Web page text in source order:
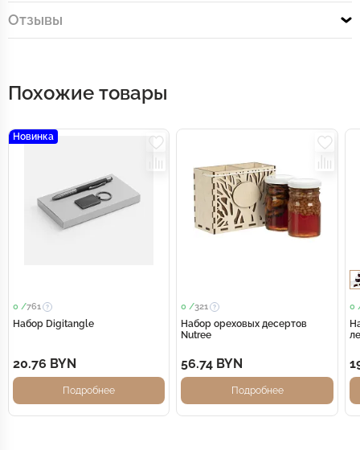
Отзывы
Похожие товары
Новинка
0 /761
Набор Digitangle
20.76 BYN
Подробнее
0 /321
Набор ореховых десертов
Nutree
56.74 BYN
Подробнее
0